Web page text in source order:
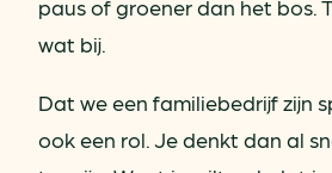
paus of groener dan het bos.
wat bij.
Dat we een familiebedrijf zijn
ook een rol. Je denkt dan al